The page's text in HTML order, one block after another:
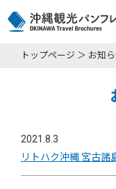
トップページ お知
2021.8.3
リトハク沖縄 宮古諸